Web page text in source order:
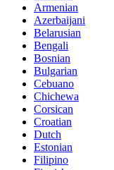
Armenian
Azerbaijani
Belarusian
Bengali
Bosnian
Bulgarian
Cebuano
Chichewa
Corsican
Croatian
Dutch
Estonian
Filipino